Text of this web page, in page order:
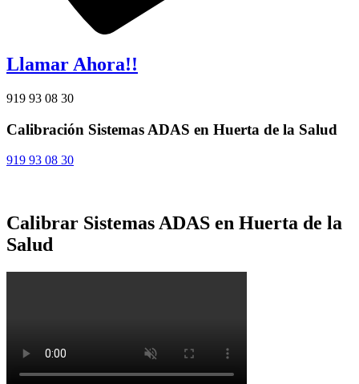
Llamar Ahora!!
919 93 08 30
Calibración Sistemas ADAS en Huerta de la Salud
919 93 08 30
Calibrar Sistemas ADAS en Huerta de la
Salud